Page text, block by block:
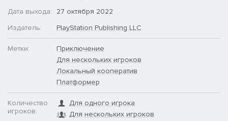
благородные герои способны спасти мир, победив в полной
опасностей драматической гонке со временем.
Да, опасностей будет много.
Вы можете выйти им навстречу как в одиночку, так и вместе с
отважными друзьями. Дорога приключений проведёт вас
через самые заснеженные горы, самые непроходимые
космические колонии.
Дата выхода:
27 октября 2022
Издатель:
PlayStation Publishing LLC
Метки:
Приключение
Для нескольких игроков
Локальный кооператив
Платформер
Количество
игроков:
Для одного игрока
Для нескольких игроков